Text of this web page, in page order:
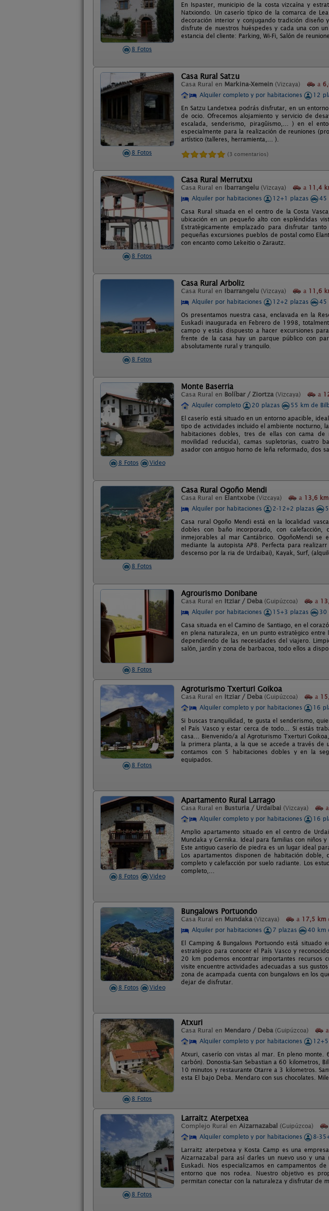
8 Fotos
En Ispaster, municipio de la costa vizcaína y
Natxiondo. Un caserío típico de la comarca de
decoración interior y conjugando tradición
disfrute de nuestros huéspedes y cada una con
estancia del cliente: Parking, Wi-Fi, Salón de
8 Fotos
Casa Rural Satzu
Casa Rural en Markina-Xemein (Vizcaya) a
Alquiler completo y por habitaciones
12
En Satzu Landetxea podrás disfrutar, en un
de ocio. Ofrecemos alojamiento y servicio de
escalada, senderismo, piragüismo,... ) en el
especialmente para la realización de reuniones
artístico (talleres, herramienta,... ).
(3 comentarios)
8 Fotos
Casa Rural Merrutxu
Casa Rural en Ibarrangelu (Vizcaya) a 11,4
Alquiler por habitaciones
12+1 plazas
45
Casa Rural situada en el centro de la Costa
ubicación en un pequeño alto con espléndidas
Estratégicamente emplazado para disfrutar
pequeñas excursiones pueblos de postal como
con encanto como Lekeitio o Zarautz.
8 Fotos
Casa Rural Arboliz
Casa Rural en Ibarrangelu (Vizcaya) a 11,6
Alquiler por habitaciones
12+2 plazas 45
Os presentamos nuestra casa, enclavada en la
Euskadi inaugurada en Febrero de 1998,
campo y estás dispuesto a hacer excursiones
frente de la casa hay un parque público con
absolutamente rural y tranquilo.
8 Fotos Video
Monte Baserria
Casa Rural en Bolíbar / Ziortza (Vizcaya) a
Alquiler completo
20 plazas
55 km de
El caserío está situado en un entorno apacible,
tipo de actividades incluido el ambiente nocturno,
habitaciones dobles, tres de ellas con cama
movilidad reducida), camas supletorias, cuatro
asador con antiguo horno de leña reformado, dos
8 Fotos
Casa Rural Ogoño Mendi
Casa Rural en Elantxobe (Vizcaya) a 13,6 km
Alquiler por habitaciones
2-12+2 plazas
Casa rural Ogoño Mendi está en la localidad
dobles con baño incorporado, con calefacción,
inmejorables al mar Cantábrico. OgoñoMendi
mediante la autopista AP8. Perfecta para
descenso por la ria de Urdaibai), Kayak, Surf,
8 Fotos
Agrourismo Donibane
Casa Rural en Itziar / Deba (Guipúzcoa) a
Alquiler por habitaciones
15+3 plazas
30
Casa situada en el Camino de Santiago, en el
en plena naturaleza, en un punto estratégico
dependiendo de las necesidades del viajero.
salón, jardín y zona de barbacoa, todo ellos a
8 Fotos
Agroturismo Txerturi Goikoa
Casa Rural en Itziar / Deba (Guipúzcoa) a
Alquiler completo y por habitaciones
16
Si buscas tranquilidad, te gusta el senderismo,
el País Vasco y estar cerca de todo... Si estás
casa... Bienvenido/a al Agroturismo Txerturi
la primera planta, a la que se accede a través de
contamos con 5 habitaciones dobles y en la
equipados.
8 Fotos Video
Apartamento Rural Larrago
Casa Rural en Busturia / Urdaibai (Vizcaya) a
Alquiler completo y por habitaciones
16
Amplio apartamento situado en el centro de
Mundaka y Gernika. Ideal para familias con niños
Este antiguo caserío de piedra es un lugar ideal
Los apartamentos disponen de habitación doble,
completo y calefacción por suelo radiante. Los
completo,...
8 Fotos Video
Bungalows Portuondo
Casa Rural en Mundaka (Vizcaya) a 17,5 km
Alquiler por habitaciones
7 plazas
40 km
El Camping & Bungalows Portuondo está
estratégico para conocer el País Vasco y
20 km podemos encontrar importantes recursos
visite encuentre actividades adecuadas a sus
zona de acampada cuenta con bungalows en los
dejar de disfrutar.
8 Fotos
Atxuri
Casa Rural en Mendaro / Deba (Guipúzcoa) a
Alquiler completo y por habitaciones
Atxuri, caserío con vistas al mar. En pleno
carbón). Donostia-San Sebastian a 60 kilometros,
10 minutos y restaurante Otarre a 3 kilometros.
esta El bajo Deba. Mendaro con sus chocolates.
8 Fotos
Larraitz Aterpetxea
Complejo Rural en Aizarnazabal (Guipúzcoa)
Alquiler completo y por habitaciones
8-
Larraitz aterpetxea y Kosta Camp es una
Aizarnazabal para así darles un nuevo uso y una
Euskadi. Nos especializamos en campamentos
entorno que nos rodea. Nuestro objetivo es
permitan conectar con la naturaleza y disfrutar de